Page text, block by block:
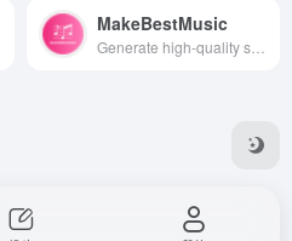
MakeBestMusic